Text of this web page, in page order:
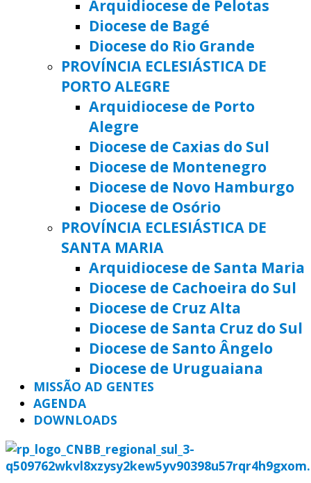
Arquidiocese de Pelotas
Diocese de Bagé
Diocese do Rio Grande
PROVÍNCIA ECLESIÁSTICA DE
PORTO ALEGRE
Arquidiocese de Porto
Alegre
Diocese de Caxias do Sul
Diocese de Montenegro
Diocese de Novo Hamburgo
Diocese de Osório
PROVÍNCIA ECLESIÁSTICA DE
SANTA MARIA
Arquidiocese de Santa Maria
Diocese de Cachoeira do Sul
Diocese de Cruz Alta
Diocese de Santa Cruz do Sul
Diocese de Santo Ângelo
Diocese de Uruguaiana
MISSÃO AD GENTES
AGENDA
DOWNLOADS